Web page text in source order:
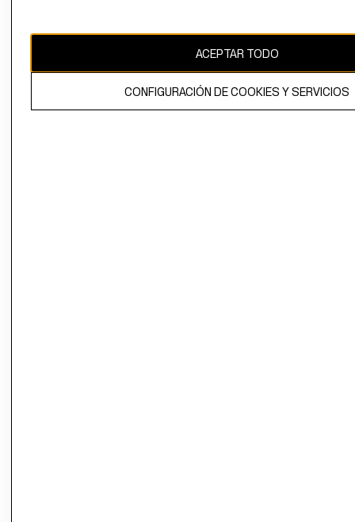
Chile ($)
ACEPTAR TODO
CONFIGURACIÓN DE COOKIES Y SERVICIOS